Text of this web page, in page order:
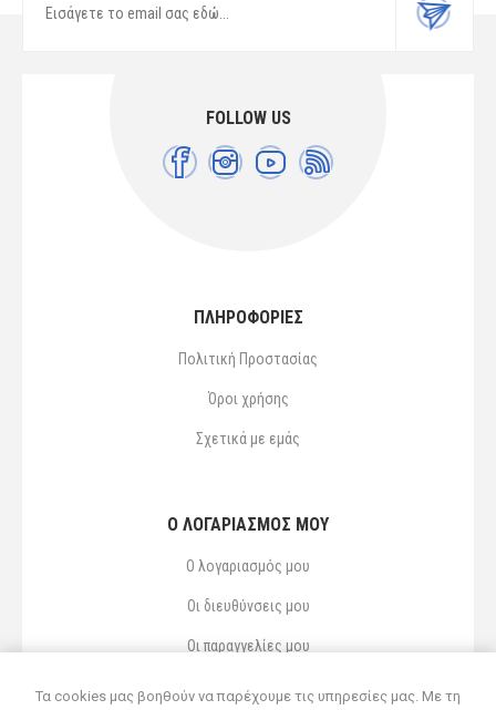
FOLLOW US
ΠΛΗΡΟΦΟΡΙΕΣ
Πολιτική Προστασίας
Όροι χρήσης
Σχετικά με εμάς
Ο ΛΟΓΑΡΙΑΣΜΌΣ ΜΟΥ
Ο λογαριασμός μου
Οι διευθύνσεις μου
Οι παραγγελίες μου
Τα cookies μας βοηθούν να παρέχουμε τις υπηρεσίες μας. Με τη